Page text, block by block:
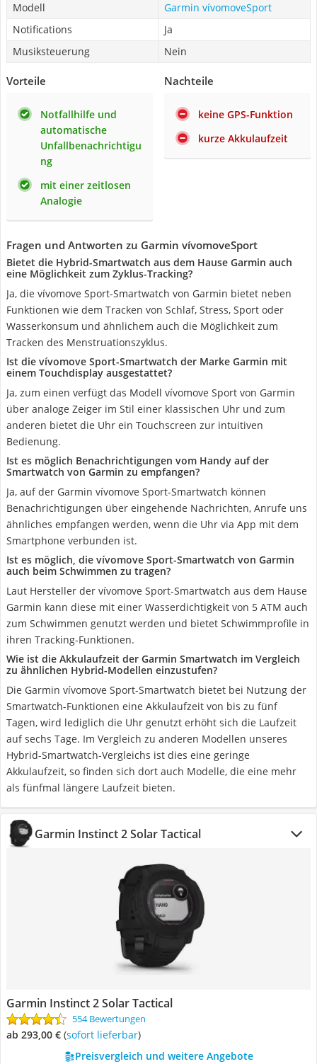
Modell
Garmin vívomoveSport
Notifications
Ja
Musiksteuerung
Nein
Vorteile
Notfallhilfe und
automatische
Unfallbenachrichtigu
ng
mit einer zeitlosen
Analogie
Nachteile
keine GPS-Funktion
kurze Akkulaufzeit
Fragen und Antworten zu Garmin vívomoveSport
Bietet die Hybrid-Smartwatch aus dem Hause Garmin auch
eine Möglichkeit zum Zyklus-Tracking?
Ja, die vívomove Sport-Smartwatch von Garmin bietet neben
Funktionen wie dem Tracken von Schlaf, Stress, Sport oder
Wasserkonsum und ähnlichem auch die Möglichkeit zum
Tracken des Menstruationszyklus.
Ist die vívomove Sport-Smartwatch der Marke Garmin mit
einem Touchdisplay ausgestattet?
Ja, zum einen verfügt das Modell vívomove Sport von Garmin
über analoge Zeiger im Stil einer klassischen Uhr und zum
anderen bietet die Uhr ein Touchscreen zur intuitiven
Bedienung.
Ist es möglich Benachrichtigungen vom Handy auf der
Smartwatch von Garmin zu empfangen?
Ja, auf der Garmin vívomove Sport-Smartwatch können
Benachrichtigungen über eingehende Nachrichten, Anrufe uns
ähnliches empfangen werden, wenn die Uhr via App mit dem
Smartphone verbunden ist.
Ist es möglich, die vívomove Sport-Smartwatch von Garmin
auch beim Schwimmen zu tragen?
Laut Hersteller der vívomove Sport-Smartwatch aus dem Hause
Garmin kann diese mit einer Wasserdichtigkeit von 5 ATM auch
zum Schwimmen genutzt werden und bietet Schwimmprofile in
ihren Tracking-Funktionen.
Wie ist die Akkulaufzeit der Garmin Smartwatch im Vergleich
zu ähnlichen Hybrid-Modellen einzustufen?
Die Garmin vívomove Sport-Smartwatch bietet bei Nutzung der
Smartwatch-Funktionen eine Akkulaufzeit von bis zu fünf
Tagen, wird lediglich die Uhr genutzt erhöht sich die Laufzeit
auf sechs Tage. Im Vergleich zu anderen Modellen unseres
Hybrid-Smartwatch-Vergleichs ist dies eine geringe
Akkulaufzeit, so finden sich dort auch Modelle, die eine mehr
als fünfmal längere Laufzeit bieten.
Garmin Instinct 2 Solar Tactical
Garmin Instinct 2 Solar Tactical
554 Bewertungen
ab 293,00 € ( Sofort lieferbar)
Preisvergleich und weitere Angebote